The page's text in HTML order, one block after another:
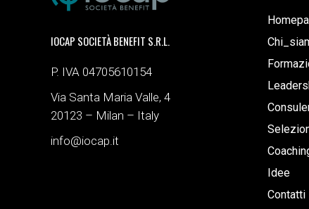
IOCAP SOCIETÀ BENEFIT S.R.L.
P. IVA 04705610154
Via Santa Maria Valle, 4
20123 – Milan – Italy
info@iocap.it
Idee
Contatti